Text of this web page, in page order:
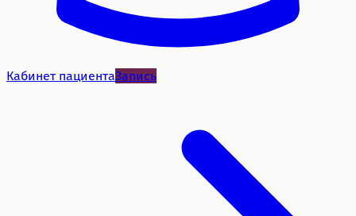
Кабинет пациентаЗапись